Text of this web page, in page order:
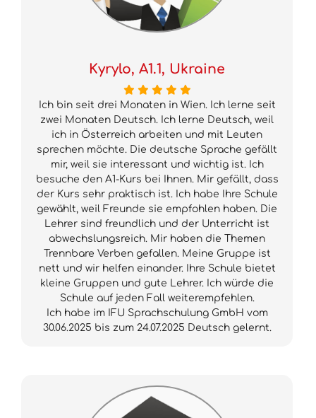
Kyrylo, A1.1, Ukraine
Ich bin seit drei Monaten in Wien. Ich lerne seit
zwei Monaten Deutsch. Ich lerne Deutsch, weil
ich in Österreich arbeiten und mit Leuten
sprechen möchte. Die deutsche Sprache gefällt
mir, weil sie interessant und wichtig ist. Ich
besuche den A1-Kurs bei Ihnen. Mir gefällt, dass
der Kurs sehr praktisch ist. Ich habe Ihre Schule
gewählt, weil Freunde sie empfohlen haben. Die
Lehrer sind freundlich und der Unterricht ist
abwechslungsreich. Mir haben die Themen
Trennbare Verben gefallen. Meine Gruppe ist
nett und wir helfen einander. Ihre Schule bietet
kleine Gruppen und gute Lehrer. Ich würde die
Schule auf jeden Fall weiterempfehlen.
Ich habe im IFU Sprachschulung GmbH vom
30.06.2025 bis zum 24.07.2025 Deutsch gelernt.